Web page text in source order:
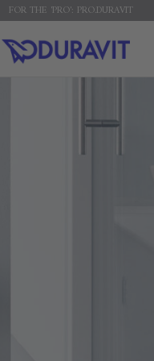
FOR THE 'PRO': PRO.DURAVIT